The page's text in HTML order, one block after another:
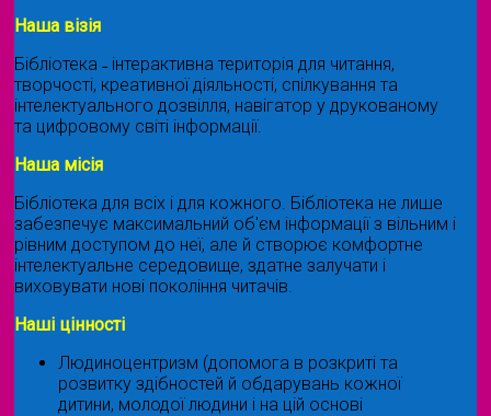
Наша візія
Бібліотека ˗ інтерактивна територія для читання,
творчості, креативної діяльності, спілкування та
інтелектуального дозвілля, навігатор у друкованому
та цифровому світі інформації.
Наша місія
Бібліотека для всіх і для кожного. Бібліотека не лише
забезпечує максимальний об'єм інформації з вільним і
рівним доступом до неї, але й створює комфортне
інтелектуальне середовище, здатне залучати і
виховувати нові покоління читачів.
Наші цінності
Людиноцентризм (допомога в розкриті та
розвитку здібностей й обдарувань кожної
дитини, молодої людини і на цій основі